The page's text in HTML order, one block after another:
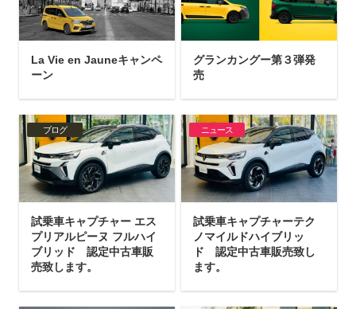
La Vie en Jauneキャンペ
ーン
グランカングー第３弾発
売
ブログ
試乗車キャプチャー エス
プリアルピーヌ フルハイ
ブリッド 認定中古車販
売致します。
ニュース
試乗車キャプチャーテク
ノマイルドハイブリッ
ド 認定中古車販売致し
ます。